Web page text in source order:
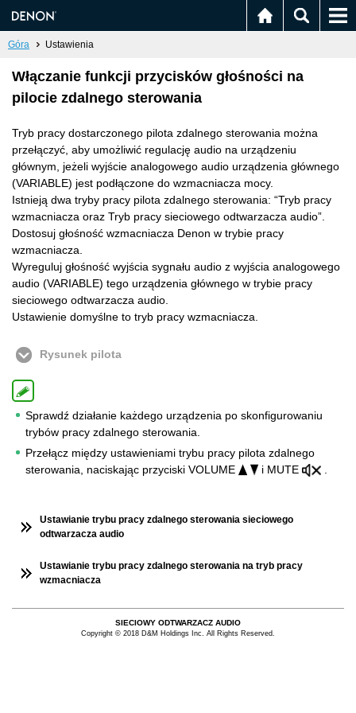
Góra Ustawienia
Włączanie funkcji przycisków głośności na
pilocie zdalnego sterowania
Tryb pracy dostarczonego pilota zdalnego sterowania można
przełączyć, aby umożliwić regulację audio na urządzeniu
głównym, jeżeli wyjście analogowego audio urządzenia głównego
(VARIABLE) jest podłączone do wzmacniacza mocy.
Istnieją dwa tryby pracy pilota zdalnego sterowania: “Tryb pracy
wzmacniacza oraz Tryb pracy sieciowego odtwarzacza audio”.
Dostosuj głośność wzmacniacza Denon w trybie pracy
wzmacniacza.
Wyreguluj głośność wyjścia sygnału audio z wyjścia analogowego
audio (VARIABLE) tego urządzenia głównego w trybie pracy
sieciowego odtwarzacza audio.
Ustawienie domyślne to tryb pracy wzmacniacza.
Rysunek pilota
Sprawdź działanie każdego urządzenia po skonfigurowaniu
trybów pracy zdalnego sterowania.
Przełącz między ustawieniami trybu pracy pilota zdalnego
sterowania, naciskając przyciski VOLUME
i MUTE
Ustawianie trybu pracy zdalnego sterowania sieciowego
odtwarzacza audio
Ustawianie trybu pracy zdalnego sterowania na tryb pracy
wzmacniacza
SIECIOWY ODTWARZACZ AUDIO
Copyright © 2018 D&M Holdings Inc. All Rights Reserved.